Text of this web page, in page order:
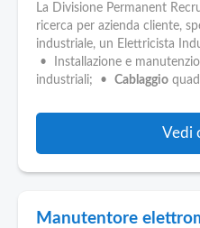
La Divisione Permanent
ricerca per azienda cliente,
industriale, un Elettricista
• Installazione e
industriali; • Cablaggio
Vedi
Manutentore